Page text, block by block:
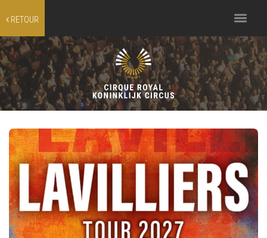
RETOUR
Toggle
navigation